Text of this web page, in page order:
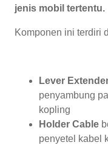
jenis mobil tertentu.
Komponen ini terdiri
Lever
penyambung
kopling
Holder Cable
penyetel kabel